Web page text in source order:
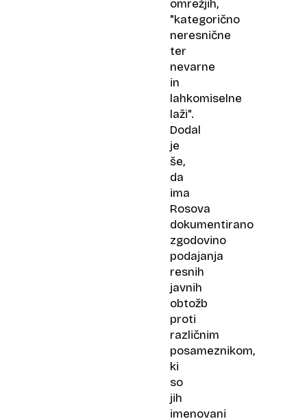
omrežjih,
"kategorično
neresnične
ter
nevarne
in
lahkomiselne
laži".
Dodal
je
še,
da
ima
Rosova
dokumentirano
zgodovino
podajanja
resnih
javnih
obtožb
proti
različnim
posameznikom,
ki
so
jih
imenovani